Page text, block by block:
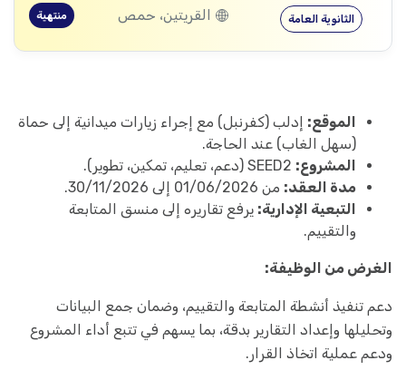
الثانوية العامة القريتين، حمص منتهية
الموقع: إدلب (كفرنبل) مع إجراء زيارات ميدانية إلى حماة
(سهل الغاب) عند الحاجة.
المشروع:
مدة العقد: من 01/06/2026 إلى 30/11/2026.
التبعية الإدارية: يرفع تقاريره إلى منسق المتابعة
والتقييم.
الغرض من الوظيفة:
دعم تنفيذ أنشطة المتابعة والتقييم، وضمان جمع البيانات
وتحليلها وإعداد التقارير بدقة، بما يسهم في تتبع أداء المشروع
ودعم عملية اتخاذ القرار.